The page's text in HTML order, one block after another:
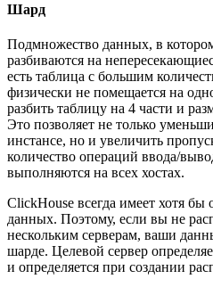
Шард
Подмножество данных, в
разбиваются на
есть таблица с большим
физически не помещается на
разбить таблицу на 4 части и
Это позволяет не только
инстансе, но и увеличить
количество операций ввода/
выполняются на всех хостах.
ClickHouse всегда имеет хотя
данных. Поэтому, если вы не
нескольким серверам, ваши
шарде. Целевой сервер
и определяется при создании